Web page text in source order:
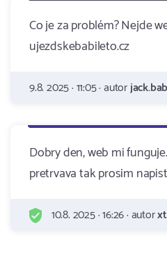
Co je za problém? Nejde
ujezdskebabileto.cz
9.8. 2025 · 11:05 · autor
Dobry den, web mi
pretrvava tak prosim
10.8. 2025 · 16:26 · autor